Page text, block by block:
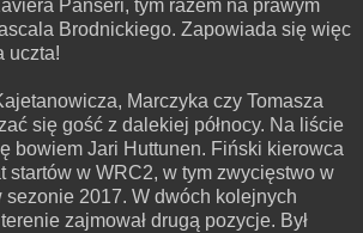
Panseri, tym razem na prawym
Brodnickiego. Zapowiada się więc
uczta!
Marczyka czy Tomasza
się gość z dalekiej północy. Na liście
bowiem Jari Huttunen. Fiński kierowca
startów w WRC2, w tym zwycięstwo w
2017. W dwóch kolejnych
zajmował drugą pozycje. Był